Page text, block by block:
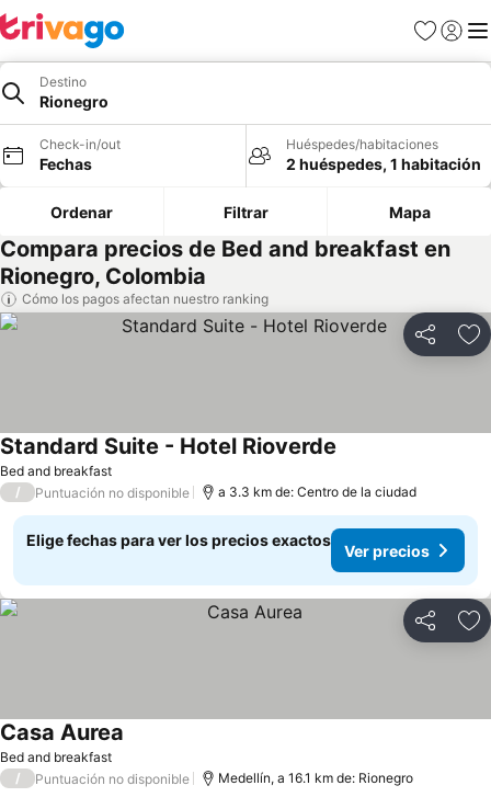
Favoritos
Iniciar
Destino
Rionegro
Check-in/out
Fechas
Huéspedes/habitaciones
2 huéspedes, 1 habitación
Ordenar Filtrar Mapa
Compara precios de Bed and breakfast en
Rionegro, Colombia
Cómo los pagos afectan nuestro ranking
Compartir
Bed and breakfast
Standard Suite - Hotel Rioverde
/ Puntuación no disponible a 3.3 km de: Centro de la ciudad
Elige fechas para ver los precios exactos
Ver precios
Compartir
Bed and breakfast
Casa Aurea
/ Puntuación no disponible Medellín, a 16.1 km de: Rionegro